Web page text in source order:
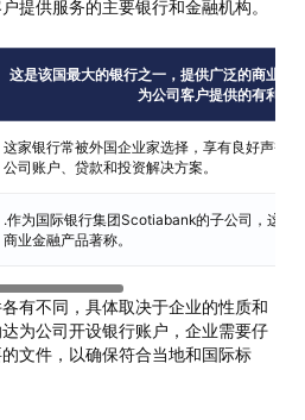
提供服务的主要银行和金融机构。
这是该国最大的银行之一，提供广泛的商业金
为公司客户提供的有利条
这家银行常被外国企业家选择，享有良好声誉
公司账户、贷款和投资解决方案。
.作为国际银行集团Scotiabank的子公司，这家
商业金融产品著称。
有不同，具体取决于企业的性质和
为公司开设银行账户，企业需要仔
文件，以确保符合当地和国际标